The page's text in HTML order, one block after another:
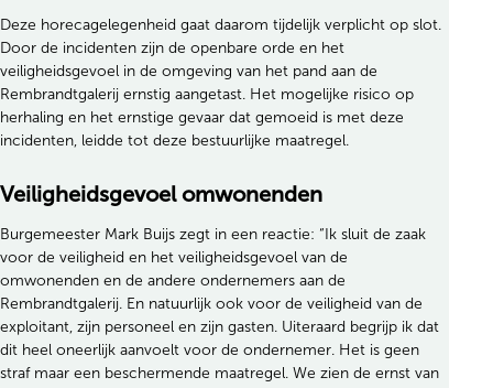
Deze horecagelegenheid gaat daarom tijdelijk verplicht op slot.
Door de incidenten zijn de openbare orde en het
veiligheidsgevoel in de omgeving van het pand aan de
Rembrandtgalerij ernstig aangetast. Het mogelijke risico op
herhaling en het ernstige gevaar dat gemoeid is met deze
incidenten, leidde tot deze bestuurlijke maatregel.
Veiligheidsgevoel omwonenden
Burgemeester Mark Buijs zegt in een reactie: “Ik sluit de zaak
voor de veiligheid en het veiligheidsgevoel van de
omwonenden en de andere ondernemers aan de
Rembrandtgalerij. En natuurlijk ook voor de veiligheid van de
exploitant, zijn personeel en zijn gasten. Uiteraard begrijp ik dat
dit heel oneerlijk aanvoelt voor de ondernemer. Het is geen
straf maar een beschermende maatregel. We zien de ernst van